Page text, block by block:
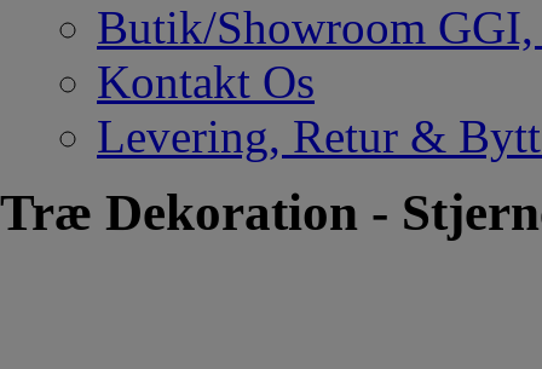
Butik/Showroom
Kontakt Os
Levering, Retur &
Træ Dekoration -